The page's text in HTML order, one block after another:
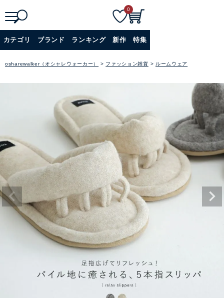
詳細検索
0
カテゴリ ブランド ランキング 新作 特集
osharewalker（オシャレウォーカー） ファッション雑貨 ルームウェア